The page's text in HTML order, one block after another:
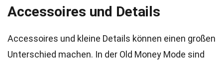
Accessoires und Details
Accessoires und kleine Details können einen großen
Unterschied machen. In der Old Money Mode sind